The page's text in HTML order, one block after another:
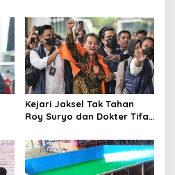
Tulungagung Tuai Sorotan
Kejari Jaksel Tak Tahan
Roy Suryo dan Dokter Tifa,
Keluarga dan Kepastian
Hukum